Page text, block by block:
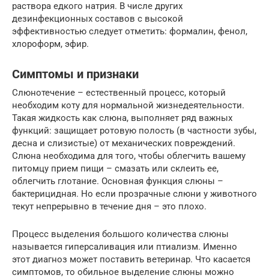
раствора едкого натрия. В числе других
дезинфекционных составов с высокой
эффективностью следует отметить: формалин, фенол,
хлороформ, эфир.
Симптомы и признаки
Слюнотечение – естественный процесс, который
необходим коту для нормальной жизнедеятельности.
Такая жидкость как слюна, выполняет ряд важных
функций: защищает ротовую полость (в частности зубы,
десна и слизистые) от механических повреждений.
Слюна необходима для того, чтобы облегчить вашему
питомцу прием пищи – смазать или склеить ее,
облегчить глотание. Основная функция слюны –
бактерицидная. Но если прозрачные слюни у животного
текут непрерывно в течение дня – это плохо.
Процесс выделения большого количества слюны
называется гиперсаливация или птиализм. Именно
этот диагноз может поставить ветеринар. Что касается
симптомов, то обильное выделение слюны можно